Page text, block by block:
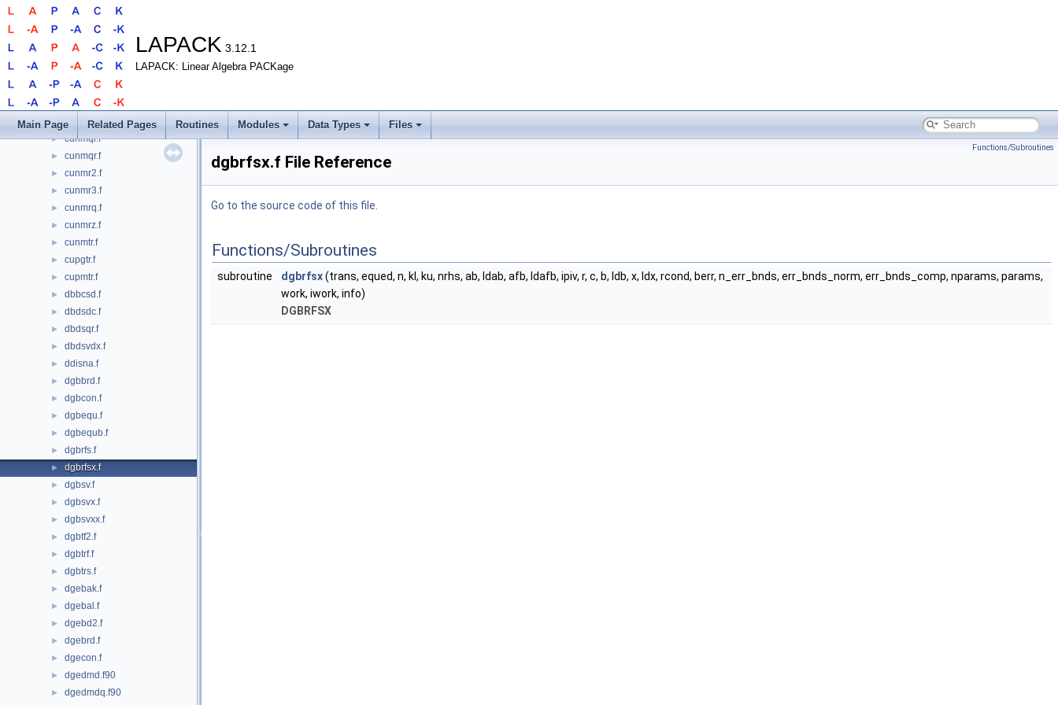
LAPACK 3.12.1
LAPACK: Linear Algebra PACKage
Main Page Related Pages Routines Modules Data Types Files
► cunm22.f
► cunm2l.f
► cunm2r.f
► cunmbr.f
► cunmhr.f
► cunml2.f
► cunmlq.f
► cunmql.f
► cunmqr.f
► cunmr2.f
► cunmr3.f
► cunmrq.f
► cunmrz.f
► cunmtr.f
► cupgtr.f
► cupmtr.f
► dbbcsd.f
► dbdsdc.f
► dbdsqr.f
► dbdsvdx.f
► ddisna.f
► dgbbrd.f
► dgbcon.f
► dgbequ.f
► dgbequb.f
► dgbrfs.f
► dgbrfsx.f
► dgbsv.f
► dgbsvx.f
► dgbsvxx.f
► dgbtf2.f
► dgbtrf.f
► dgbtrs.f
► dgebak.f
► dgebal.f
► dgebd2.f
► dgebrd.f
► dgecon.f
► dgedmd.f90
►
dgedmdq.f90
Functions/Subroutines
dgbrfsx.f File Reference
Go to the source code of this file.
Functions/Subroutines
subroutine dgbrfsx(trans, equed, n, kl, ku, nrhs, ab, ldab, afb, ldafb, ipiv, r, c, b, ldb, x, ldx, rcond, berr, n_err_bnds, err_bnds_norm, err_bnds_comp, nparams, params,
work, iwork, info)
DGBRFSX